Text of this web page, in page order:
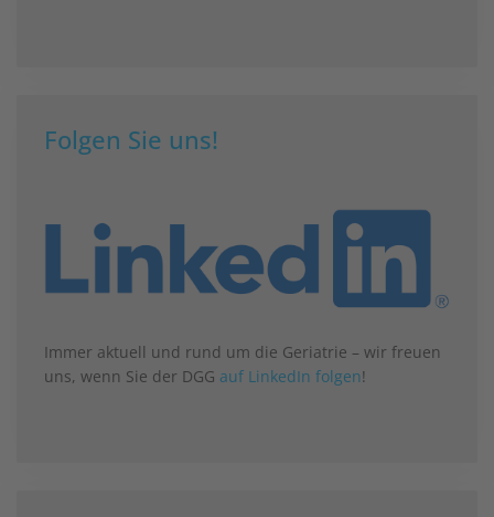
Folgen Sie uns!
Immer aktuell und rund um die Geriatrie – wir freuen
uns, wenn Sie der DGG auf LinkedIn folgen!